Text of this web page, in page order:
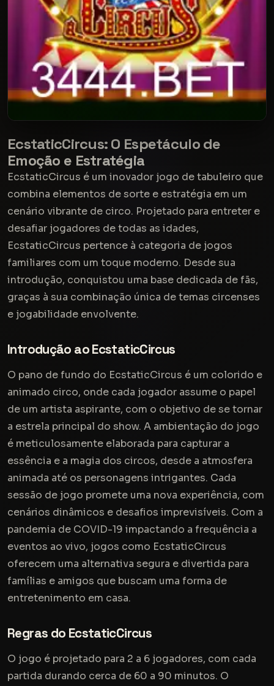
EcstaticCircus: O Espetáculo de
Emoção e Estratégia
EcstaticCircus é um inovador jogo de tabuleiro que
combina elementos de sorte e estratégia em um
cenário vibrante de circo. Projetado para entreter e
desafiar jogadores de todas as idades,
EcstaticCircus pertence à categoria de jogos
familiares com um toque moderno. Desde sua
introdução, conquistou uma base dedicada de fãs,
graças à sua combinação única de temas circenses
e jogabilidade envolvente.
Introdução ao EcstaticCircus
O pano de fundo do EcstaticCircus é um colorido e
animado circo, onde cada jogador assume o papel
de um artista aspirante, com o objetivo de se tornar
a estrela principal do show. A ambientação do jogo
é meticulosamente elaborada para capturar a
essência e a magia dos circos, desde a atmosfera
animada até os personagens intrigantes. Cada
sessão de jogo promete uma nova experiência, com
cenários dinâmicos e desafios imprevisíveis. Com a
pandemia de COVID-19 impactando a frequência a
eventos ao vivo, jogos como EcstaticCircus
oferecem uma alternativa segura e divertida para
famílias e amigos que buscam uma forma de
entretenimento em casa.
Regras do EcstaticCircus
O jogo é projetado para 2 a 6 jogadores, com cada
partida durando cerca de 60 a 90 minutos. O